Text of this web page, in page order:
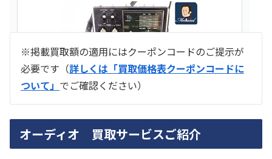
買取価格：お問合せください
※掲載買取額の適用にはクーポンコードのご提示が
必要です（詳しくは「買取価格表クーポンコードに
ついて」 でご確認ください）
オーディオ 買取サービスご紹介